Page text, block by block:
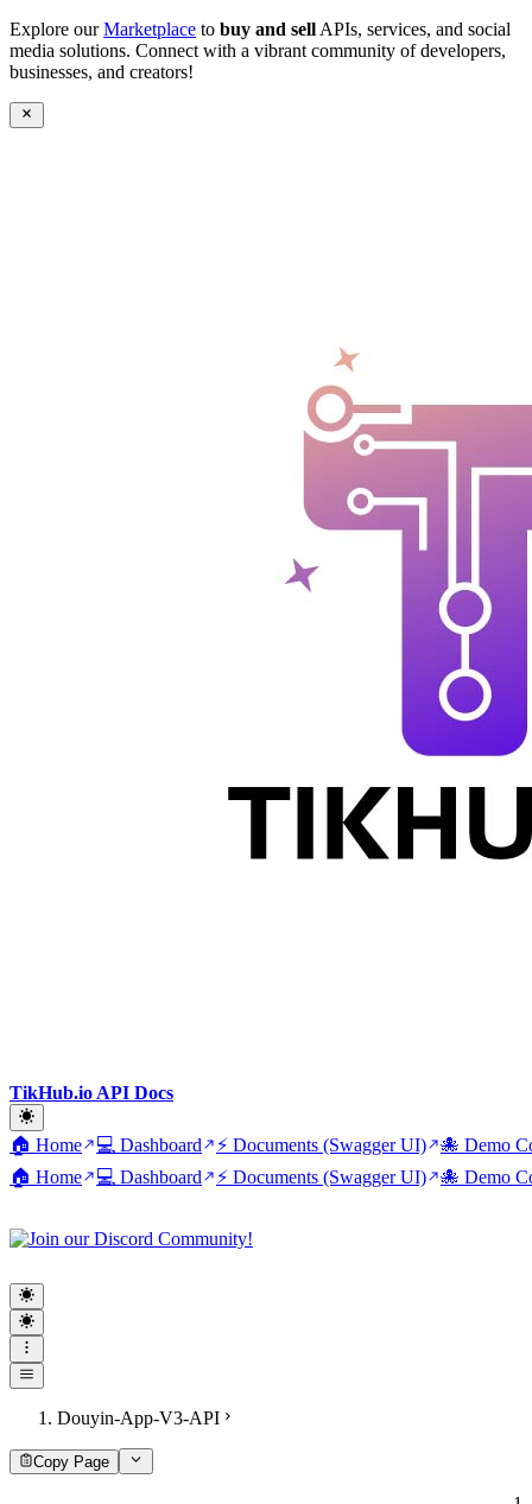
Explore ourMarketplace to buy and sell APIs, services, and social
media solutions. Connect with a vibrant community of developers,
businesses, and creators!
TikHub.io API Docs
🏠 Home 💻 Dashboard ⚡ Documents (Swagger UI)
🐙 Demo
🏠 Home
💻 Dashboard ⚡ Documents (Swagger UI) 🐙 Demo
Douyin-App-V3-API
Copy Page